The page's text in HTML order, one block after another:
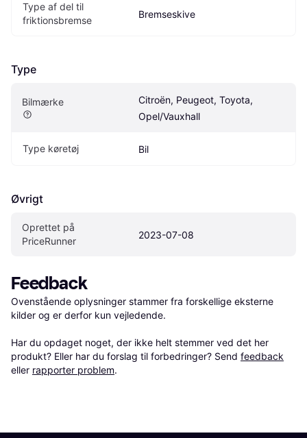
Type af del til
friktionsbremse
Bremseskive
Type
Bilmærke
Citroën, Peugeot, Toyota,
Opel/Vauxhall
Type køretøj Bil
Øvrigt
Oprettet på
PriceRunner
2023-07-08
Feedback
Ovenstående oplysninger stammer fra forskellige eksterne
kilder og er derfor kun vejledende.
Har du opdaget noget, der ikke helt stemmer ved det her
produkt? Eller har du forslag til forbedringer? Send feedback
eller rapporter problem.